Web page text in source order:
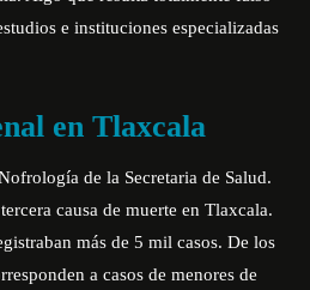
e instituciones especializadas
en Tlaxcala
de la Secretaria de Salud.
causa de muerte en Tlaxcala.
más de 5 mil casos. De los
a casos de menores de